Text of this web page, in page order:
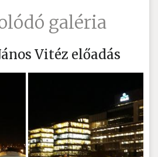
galéria
Vitéz előadás